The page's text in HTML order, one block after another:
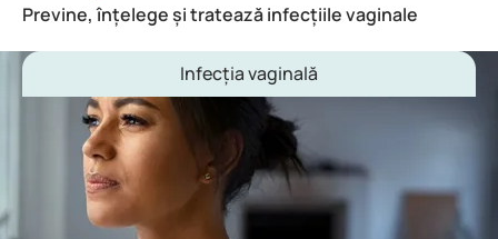
Previne, înțelege și tratează infecțiile vaginale
Infecția vaginală